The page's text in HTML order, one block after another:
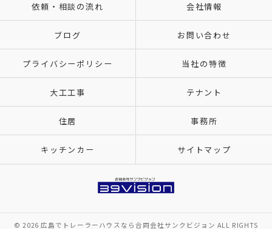
依頼・相談の流れ 会社情報
ブログ お問い合わせ
プライバシーポリシー 当社の特徴
大工工事 テナント
住居 事務所
キッチンカー サイトマップ
© 2026 広島でトレーラーハウスなら合同会社サンクビジョン ALL RIGHTS